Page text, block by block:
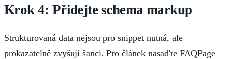
Krok 4: Přidejte schema markup
Strukturovaná data nejsou pro snippet nutná, ale
prokazatelně zvyšují šanci. Pro článek nasaďte FAQPage